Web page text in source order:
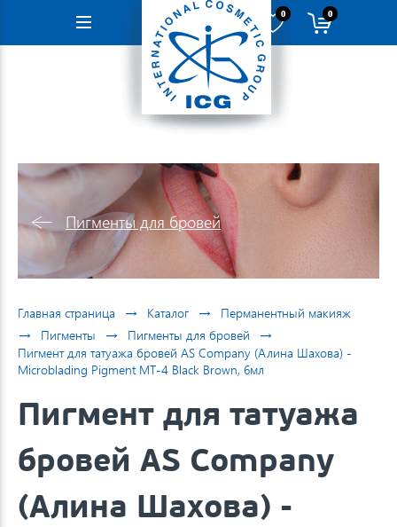
Навигация
0 0
Пигменты для бровей
Главная страница → Каталог → Перманентный макияж
→ Пигменты → Пигменты для бровей →
Пигмент для татуажа бровей AS Company (Алина Шахова) -
Microblading Pigment MT-4 Black Brown, 6мл
Пигмент для татуажа
бровей AS Company
(Алина Шахова) -